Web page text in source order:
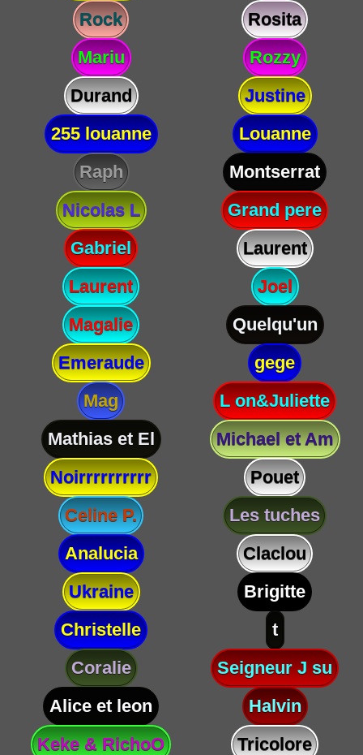
Rock
Rosita
Mariu
Rozzy
Durand
Justine
255 louanne
Louanne
Raph
Montserrat
Nicolas L
Grand pere
Gabriel
Laurent
Laurent
Joel
Magalie
Quelqu'un
Emeraude
gege
Mag
L on&Juliette
Mathias et El
Michael et Am
Noirrrrrrrrrr
Pouet
Celine P.
Les tuches
Analucia
Claclou
Ukraine
Brigitte
Christelle
t
Coralie
Seigneur J su
Alice et leon
Halvin
Keke & RichoO
Tricolore